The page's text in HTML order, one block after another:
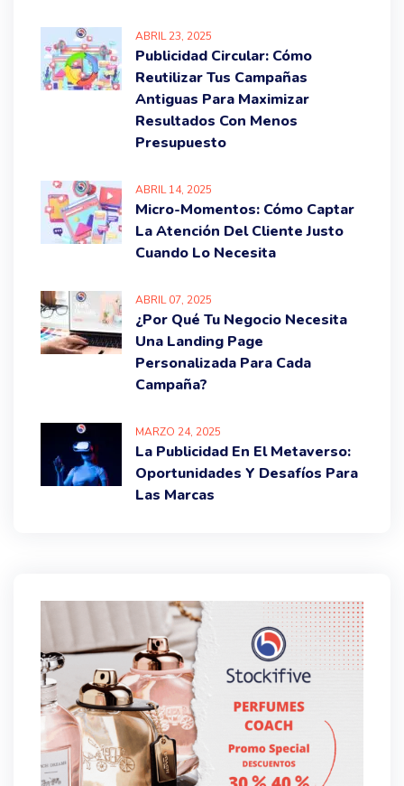
ABRIL23, 2025
Publicidad Circular: Cómo
Reutilizar Tus Campañas
Antiguas Para Maximizar
Resultados Con Menos
Presupuesto
ABRIL14, 2025
Micro-Momentos: Cómo Captar
La Atención Del Cliente Justo
Cuando Lo Necesita
ABRIL07, 2025
¿Por Qué Tu Negocio Necesita
Una Landing Page
Personalizada Para Cada
Campaña?
MARZO 24, 2025
La Publicidad En El Metaverso:
Oportunidades Y Desafíos Para
Las Marcas